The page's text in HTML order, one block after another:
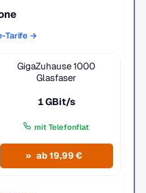
Tarife →
GigaZuhause 1000
Glasfaser
1 GBit/s
mit Telefonflat
ab 19,99 €